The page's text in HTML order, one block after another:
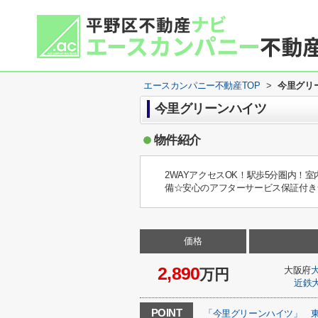
エースカンパニー不動産TOP > 今里グリ
今里グリーンハイツ
物件紹介
2WAYアクセスOK！駅歩5分圏内！
備☆安心のアフターサービス保証付
価格
2,890万円 大阪府
近鉄
POINT 「今里グリーンハイツ」